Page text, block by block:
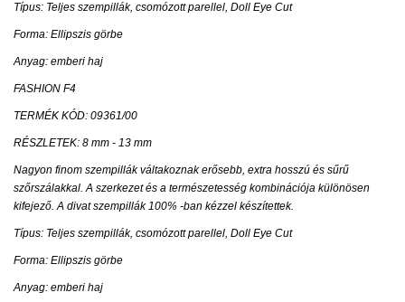
Típus: Teljes szempillák, csomózott parellel, Doll Eye Cut
Forma: Ellipszis görbe
Anyag: emberi haj
FASHION F4
TERMÉK KÓD: 09361/00
RÉSZLETEK: 8 mm - 13 mm
Nagyon finom szempillák váltakoznak erősebb, extra hosszú és sűrű
szőrszálakkal. A szerkezet és a természetesség kombinációja különösen
kifejező. A divat szempillák 100% -ban kézzel készítettek.
Típus: Teljes szempillák, csomózott parellel, Doll Eye Cut
Forma: Ellipszis görbe
Anyag: emberi haj